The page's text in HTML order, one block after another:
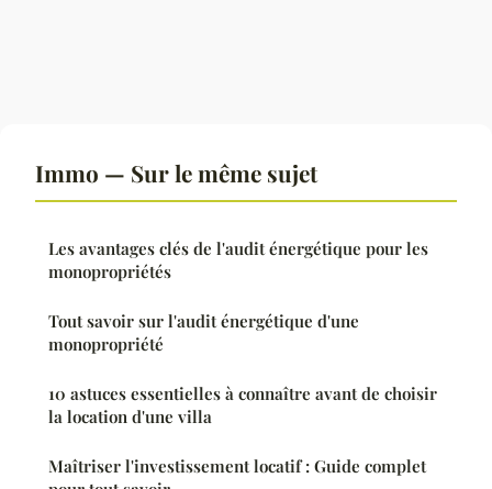
Immo — Sur le même sujet
Les avantages clés de l'audit énergétique pour les
monopropriétés
Tout savoir sur l'audit énergétique d'une
monopropriété
10 astuces essentielles à connaître avant de choisir
la location d'une villa
Maîtriser l'investissement locatif : Guide complet